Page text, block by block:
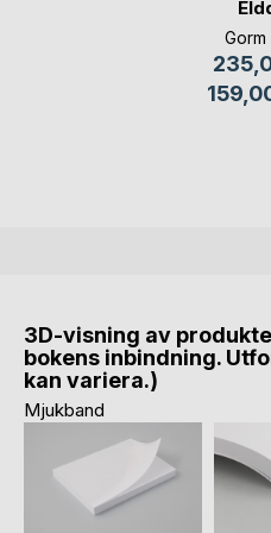
Gorm
3D-visning av
bokens inbindning.
kan variera.)
Mjukband